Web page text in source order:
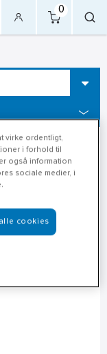
0
virke ordentligt,
i forhold til
også information
sociale medier, i
cookies